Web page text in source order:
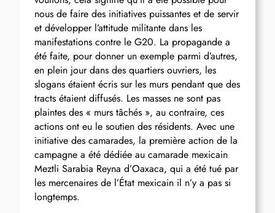
nous de faire des initiatives puissantes et de servir
et développer l’attitude militante dans les
manifestations contre le G20. La propagande a
été faite, pour donner un exemple parmi d’autres,
en plein jour dans des quartiers ouvriers, les
slogans étaient écris sur les murs pendant que des
tracts étaient diffusés. Les masses ne sont pas
plaintes des « murs tâchés », au contraire, ces
actions ont eu le soutien des résidents. Avec une
initiative des camarades, la première action de la
campagne a été dédiée au camarade mexicain
Meztli Sarabia Reyna d’Oaxaca, qui a été tué par
les mercenaires de l’État mexicain il n’y a pas si
longtemps.